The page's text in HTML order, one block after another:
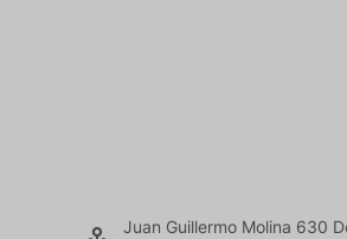
Juan Guillermo Molina 630